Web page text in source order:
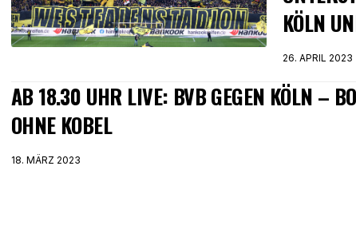
KÖLN
26. APRIL 2023
AB 18.30 UHR LIVE: BVB GEGEN KÖLN –
OHNE KOBEL
18. MÄRZ 2023